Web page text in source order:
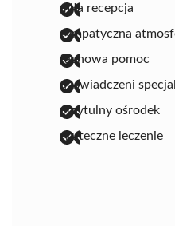
miła recepcja
sympatyczna
fachowa pomoc
doświadczeni
przytulny ośrodek
skuteczne leczenie